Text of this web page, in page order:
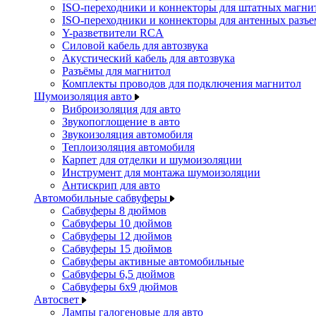
ISO-переходники и коннекторы для штатных
ISO-переходники и коннекторы для антенных
Y-разветвители RCA
Силовой кабель для автозвука
Акустический кабель для автозвука
Разъёмы для магнитол
Комплекты проводов для подключения магнитол
Шумоизоляция авто
Виброизоляция для авто
Звукопоглощение в авто
Звукоизоляция автомобиля
Теплоизоляция автомобиля
Карпет для отделки и шумоизоляции
Инструмент для монтажа шумоизоляции
Антискрип для авто
Автомобильные сабвуферы
Сабвуферы 8 дюймов
Сабвуферы 10 дюймов
Сабвуферы 12 дюймов
Сабвуферы 15 дюймов
Сабвуферы активные автомобильные
Сабвуферы 6,5 дюймов
Сабвуферы 6x9 дюймов
Автосвет
Лампы галогеновые для авто